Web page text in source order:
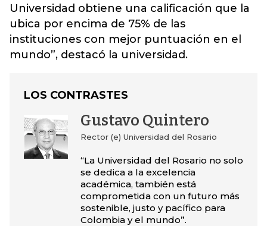
Universidad obtiene una calificación que la
ubica por encima de 75% de las
instituciones con mejor puntuación en el
mundo”, destacó la universidad.
LOS CONTRASTES
Gustavo Quintero
Rector (e) Universidad del Rosario
“La Universidad del Rosario no solo
se dedica a la excelencia
académica, también está
comprometida con un futuro más
sostenible, justo y pacífico para
Colombia y el mundo”.